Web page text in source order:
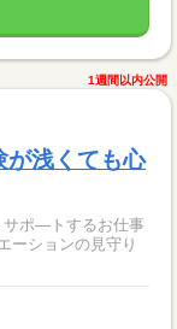
1週間以内公開
が浅くても心
サポ―トするお仕事